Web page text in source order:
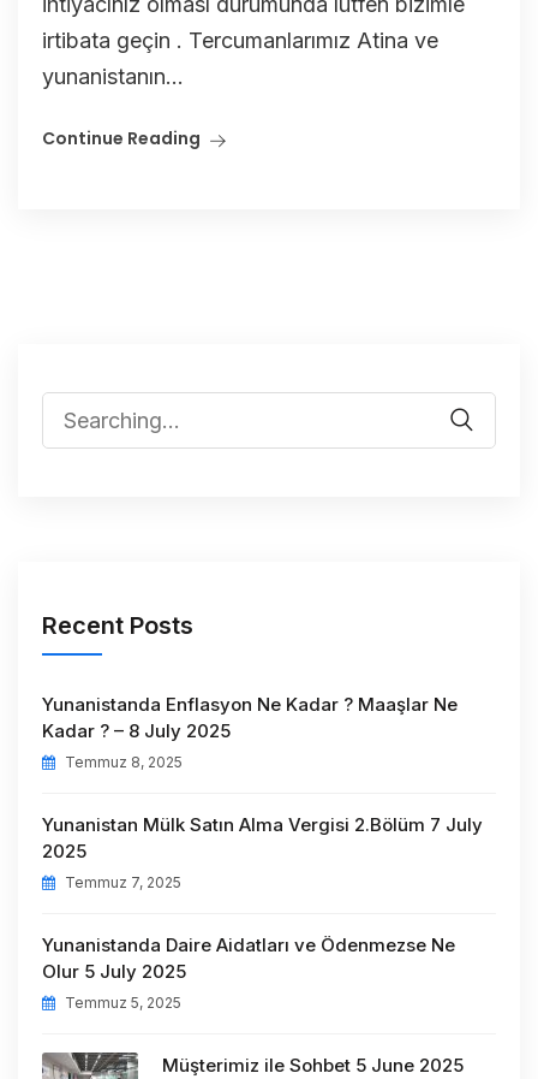
irtibata geçin . Tercumanlarımız Atina ve
yunanistanın...
Continue Reading
Recent Posts
Yunanistanda Enflasyon Ne Kadar ? Maaşlar Ne
Kadar ? – 8 July 2025
Temmuz 8, 2025
Yunanistan Mülk Satın Alma Vergisi 2.Bölüm 7 July
2025
Temmuz 7, 2025
Yunanistanda Daire Aidatları ve Ödenmezse Ne
Olur 5 July 2025
Temmuz 5, 2025
Müşterimiz ile Sohbet 5 June 2025